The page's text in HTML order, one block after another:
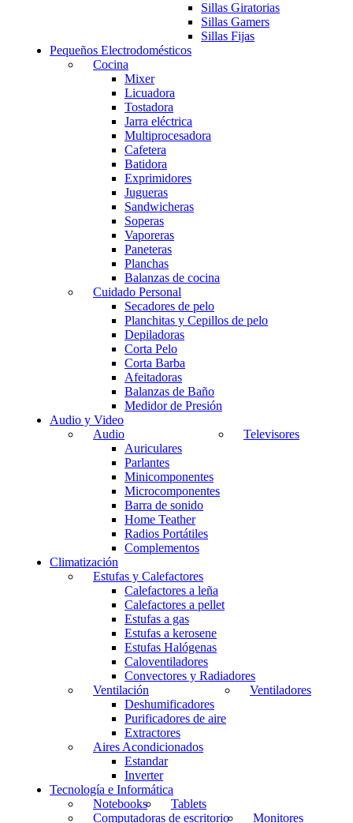
Sillas Giratorias
Sillas Gamers
Sillas Fijas
Pequeños Electrodomésticos
Cocina
Mixer
Licuadora
Tostadora
Jarra eléctrica
Multiprocesadora
Cafetera
Batidora
Exprimidores
Jugueras
Sandwicheras
Soperas
Vaporeras
Paneteras
Planchas
Balanzas de cocina
Cuidado Personal
Secadores de pelo
Planchitas y Cepillos de pelo
Depiladoras
Corta Pelo
Corta Barba
Afeitadoras
Balanzas de Baño
Medidor de Presión
Audio y Video
Audio
Auriculares
Parlantes
Minicomponentes
Microcomponentes
Barra de sonido
Home Teather
Radios Portátiles
Complementos
Televisores
Climatización
Estufas y Calefactores
Calefactores a leña
Calefactores a pellet
Estufas a gas
Estufas a kerosene
Estufas Halógenas
Caloventiladores
Convectores y Radiadores
Ventilación
Deshumificadores
Purificadores de aire
Extractores
Ventiladores
Aires Acondicionados
Estandar
Inverter
Tecnología e Informática
Notebooks
Tablets
Computadoras de escritorio
Monitores